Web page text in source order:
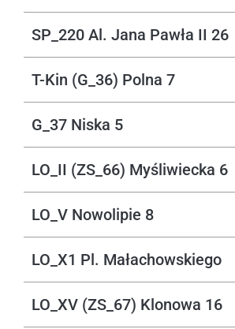
SP_220 Al. Jana Pawła II 26
T-Kin (G_36) Polna 7
G_37 Niska 5
LO_II (ZS_66) Myśliwiecka 6
LO_V Nowolipie 8
LO_X1 Pl. Małachowskiego
LO_XV (ZS_67) Klonowa 16